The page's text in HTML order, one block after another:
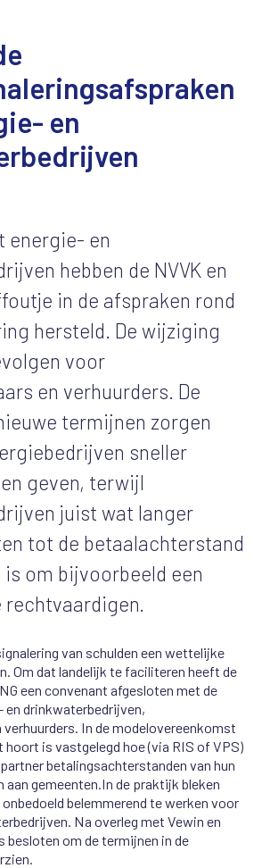
en
energie- en
hebben de NVVK en
in de afspraken rond
hersteld. De wijziging
voor
en verhuurders. De
termijnen zorgen
sneller
geven, terwijl
juist wat langer
tot de betaalachterstand
om bijvoorbeeld een
rechtvaardigen.
van schulden een wettelijke
Om dat landelijk te faciliteren heeft de
een convenant afgesloten met de
en drinkwaterbedrijven,
In de modelovereenkomst
hoort is vastgelegd hoe (via RIS of VPS)
betalingsachterstanden van hun
gemeenten. In de praktijk bleken
belemmerend te werken voor
. Na overleg met Vewin en
besloten om de termijnen in de